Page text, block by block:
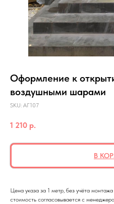
Оформление к
воздушными шарами
SKU: АГ107
1 210 р.
В
Цена указа за 1 метр, без учёта
стоимость согласовывается с